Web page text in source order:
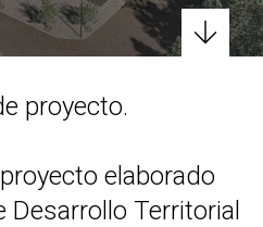
proyecto.
elaborado
Territorial